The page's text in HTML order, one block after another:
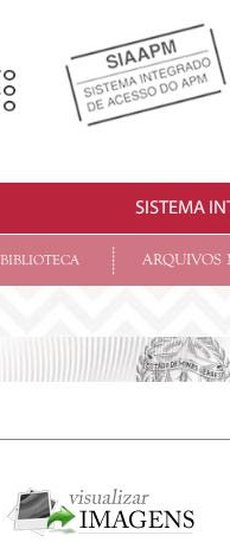
SISTEMA
BIBLIOTECA ARQUIVOS